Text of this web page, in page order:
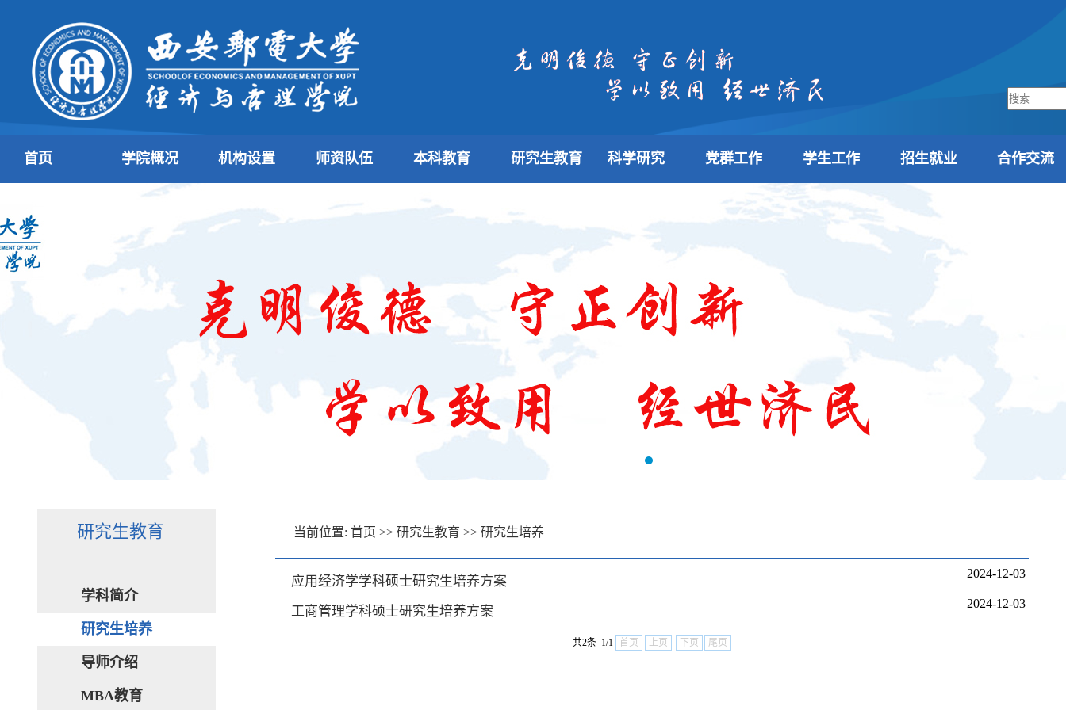
首页 学院概况 机构设置 师资队伍 本科教育 研究生教育 科学研究 党群工作 学生工作 招生就业 合作交流
研究生教育
学科简介
研究生培养
导师介绍
MBA教育
当前位置: 首页 >> 研究生教育 >> 研究生培养
应用经济学学科硕士研究生培养方案
2024-12-03
工商管理学科硕士研究生培养方案
2024-12-03
共2条 1/1 首页 上页 下页 尾页